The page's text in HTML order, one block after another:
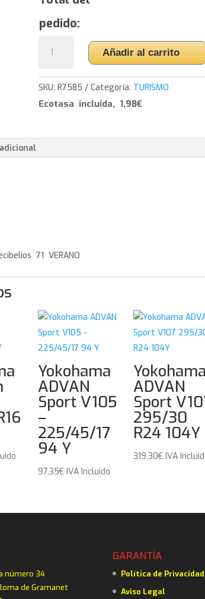
pedido:
ADVAN
V107
Y
Añadir al carrito
SKU: R7585 Categoría: TURISMO
Ecotasa incluida, 1,98€
71 VERANO
Yokohama
ADVAN
Sport V105
–
225/45/17
94 Y
97,35€ IVA Incluido
Yokohama
ADVAN
Sport
295/30
R24 104Y
319,30€ IVA
número 34
de Gramanet
GARANTÍA
Política de Privacidad
Aviso Legal